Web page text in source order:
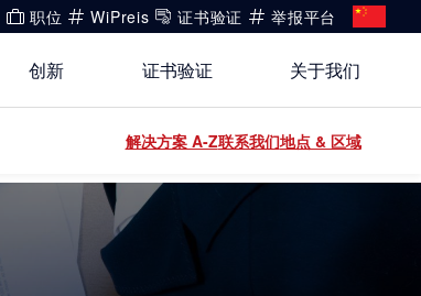
职位 WiPreis 证书验证 举报平台
创新 证书验证 关于我们
解决方案 A-Z联系我们地点 & 区域